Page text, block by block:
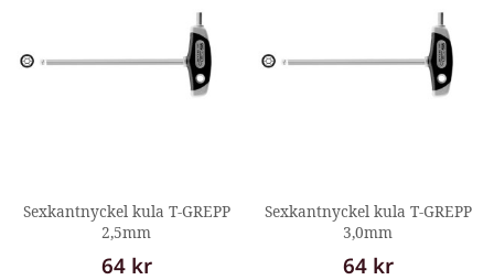
Sexkantnyckel kula T-GREPP
2,5mm
64 kr
Sexkantnyckel kula T-GREPP
3,0mm
64 kr